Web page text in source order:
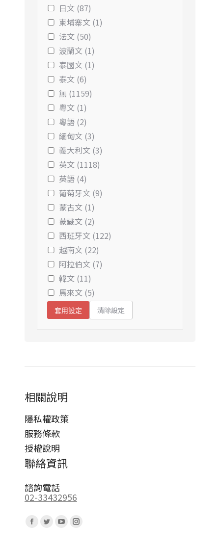
日文 (87)
柬埔寨文 (1)
法文 (50)
波蘭文 (1)
泰國文 (1)
泰文 (6)
無 (1159)
粵文 (1)
粵語 (2)
緬甸文 (3)
義大利文 (3)
英文 (1118)
英語 (4)
葡萄牙文 (9)
蒙古文 (1)
蒙藏文 (2)
西班牙文 (122)
越南文 (22)
阿拉伯文 (7)
韓文 (11)
馬來文 (5)
套用設定 清除設定
相關說明
隱私權政策
服務條款
授權說明
聯絡資訊
諮詢電話
02-33432956
Facebook
TwitterYouTubeInstagram